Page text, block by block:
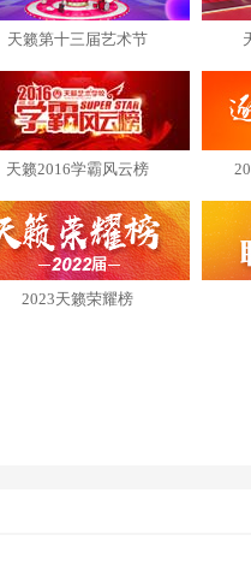
天籁第十三届艺术节
天籁2016学霸风云榜
2023天籁荣耀榜